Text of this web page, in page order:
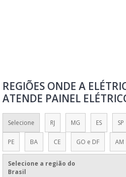
MONTAGEM DE PAINEL DE COMANDO
MONTAGEM DE PAINEL ELÉTRICO
MONTAGEM PAINEL ELÉTRICO
MONTAR PAINEL ELÉTRICO RESIDÊNCIA
PAINÉIS ELÉTRICOS DE BAIXA E MÉDIA
REGIÕES ONDE A
ATENDE PAINEL
Selecione RJ MG ES SP
PE BA CE GO e DF AM
Selecione a região do
Brasil